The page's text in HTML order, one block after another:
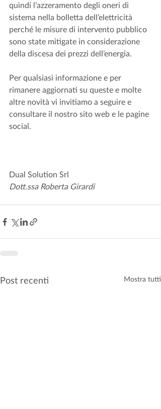
quindi l’azzeramento degli oneri di
sistema nella bolletta dell’elettricità
perché le misure di intervento pubblico
sono state mitigate in considerazione
della discesa dei prezzi dell’energia.
Per qualsiasi informazione e per
rimanere aggiornati su queste e molte
altre novità vi invitiamo a seguire e
consultare il nostro sito web e le pagine
social.
Dual Solution Srl
Dott.ssa Roberta Girardi
Post recenti Mostra tutti